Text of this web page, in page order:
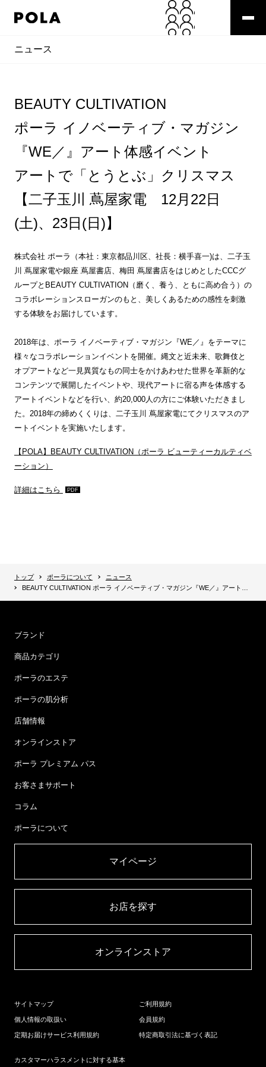
ニュース
BEAUTY CULTIVATION
ポーラ イノベーティブ・マガジン
『WE／』アート体感イベント
アートで「とうとぶ」クリスマス
【二子玉川 蔦屋家電 12月22日
(土)、23日(日)】
株式会社 ポーラ（本社：東京都品川区、社長：横手喜一)は、二子玉
川 蔦屋家電や銀座 蔦屋書店、梅田 蔦屋書店をはじめとしたCCCグ
ループとBEAUTY CULTIVATION（磨く、養う、ともに高め合う）の
コラボレーションスローガンのもと、美しくあるための感性を刺激
する体験をお届けしています。
2018年は、ポーラ イノベーティブ・マガジン『WE／』をテーマに
様々なコラボレーションイベントを開催。縄文と近未来、歌舞伎と
オプアートなど一見異質なもの同士をかけあわせた世界を革新的な
コンテンツで展開したイベントや、現代アートに宿る声を体感する
アートイベントなどを行い、約20,000人の方にご体験いただきまし
た。2018年の締めくくりは、二子玉川 蔦屋家電にてクリスマスのア
ートイベントを実施いたします。
【POLA】BEAUTY CULTIVATION（ポーラ ビューティーカルティベ
ーション）
詳細はこちら
トップ ポーラについて
ニュース
BEAUTY CULTIVATION ポーラ イノベーティブ・マガジン『WE／』アート体感イベント アートで「とうとぶ」クリスマス 【二子玉川 蔦屋家電 12月22日(土)、23日(日)】
ブランド
商品カテゴリ
ポーラのエステ
ポーラの肌分析
店舗情報
オンラインストア
ポーラ プレミアム パス
お客さまサポート
コラム
ポーラについて
マイページ​
お店を探す​
オンラインストア​
サイトマップ
個人情報の取扱い
定期お届けサービス利用規約
ご利用規約
会員規約
特定商取引法に基づく表記
カスタマーハラスメントに対する基本